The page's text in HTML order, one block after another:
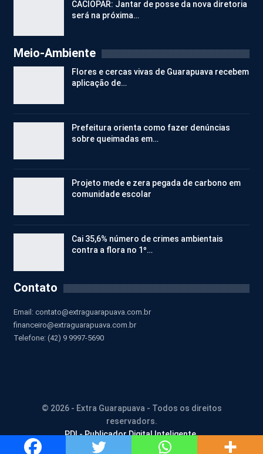
CACIOPAR: Jantar de posse da nova diretoria
será na próxima…
Meio-Ambiente
Flores e cercas vivas de Guarapuava recebem
aplicação de…
Prefeitura orienta como fazer denúncias
sobre queimadas em…
Projeto mede e zera pegada de carbono em
comunidade escolar
Cai 35,6% número de crimes ambientais
contra a flora no 1º…
Contato
Email: contato@extraguarapuava.com.br
financeiro@extraguarapuava.com.br
Telefone: (42) 9 9997-5690
© 2026 - Extra Guarapuava - Todos os direitos
reservadors.
PDI - Publicador Digital Inteligente.